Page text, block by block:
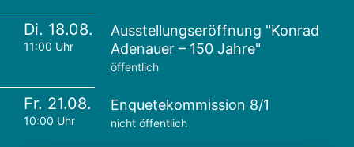
Di. 18.08.
11:00 Uhr
Ausstellungseröffnung "Konrad
Adenauer – 150 Jahre"
öffentlich
Fr. 21.08.
10:00 Uhr
Enquetekommission 8/1
nicht öffentlich